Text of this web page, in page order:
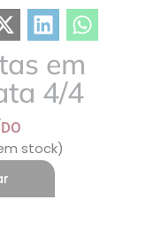
em
4/4
stock)